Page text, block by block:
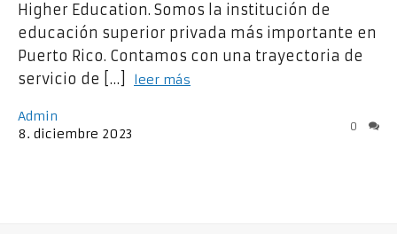
Higher Education. Somos la institución de
educación superior privada más importante en
Puerto Rico. Contamos con una trayectoria de
servicio de […]
leer más
Admin
8. diciembre 2023 0